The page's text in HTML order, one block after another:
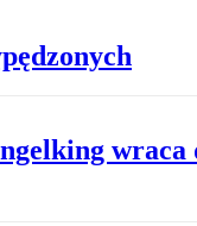
wraca